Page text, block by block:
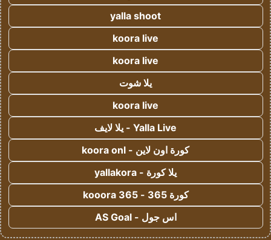
yalla shoot
koora live
koora live
يلا شوت
koora live
Yalla Live - يلا لايف
كورة اون لاين - koora onl
يلا كورة - yallakora
كورة 365 - kooora 365
اس جول - AS Goal